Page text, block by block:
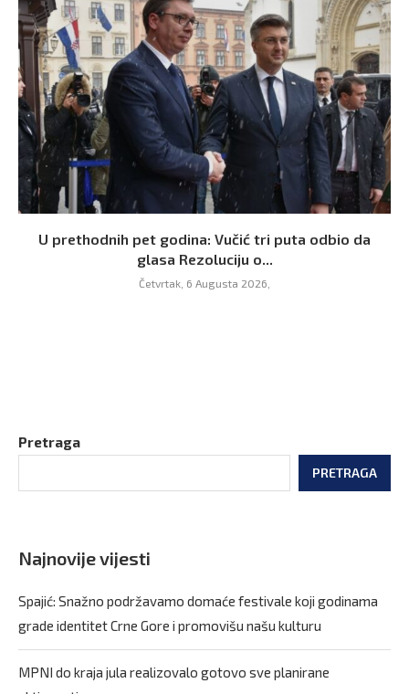
U prethodnih pet godina: Vučić tri puta odbio da
glasa Rezoluciju o...
Četvrtak, 6 Augusta 2026,
Pretraga
PRETRAGA
Najnovije vijesti
Spajić: Snažno podržavamo domaće festivale koji godinama
grade identitet Crne Gore i promovišu našu kulturu
MPNI do kraja jula realizovalo gotovo sve planirane